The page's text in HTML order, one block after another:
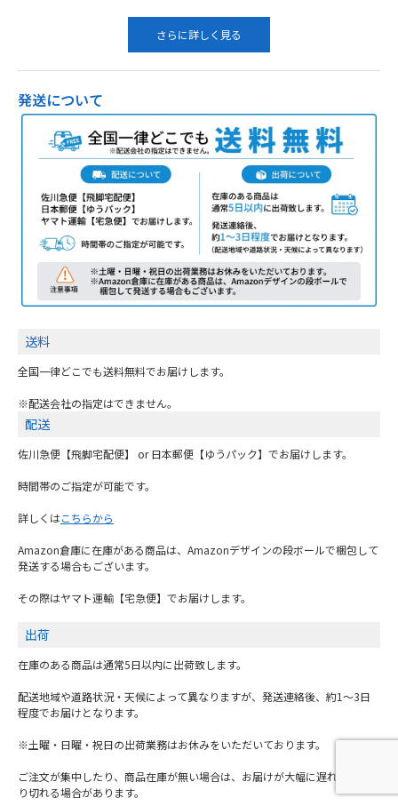
代金に応じて手数料がかかります。
前払いのみのお支払い方法です。
さらに詳しく見る
発送について
送料
全国一律どこでも送料無料でお届けします。
※配送会社の指定はできません。
配送
佐川急便【飛脚宅配便】 or 日本郵便【ゆうパック】でお届けします。
時間帯のご指定が可能です。
詳しくは こちらから
Amazon倉庫に在庫がある商品は、Amazonデザインの段ボールで梱包して
発送する場合もございます。
その際はヤマト運輸【宅急便】でお届けします。
出荷